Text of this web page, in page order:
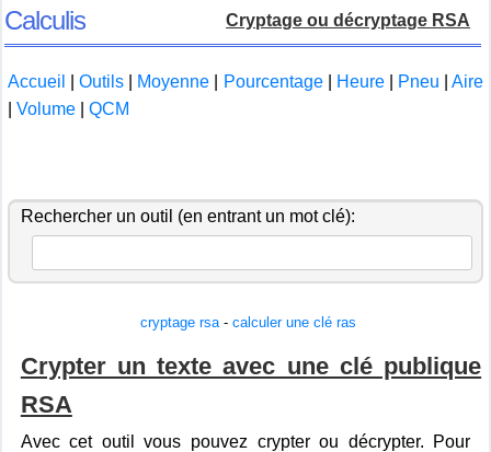
Calculis Cryptage ou décryptage RSA
Accueil Outils Moyenne Pourcentage Heure Pneu
Aire
Volume QCM
Rechercher un outil (en entrant un mot clé):
cryptage rsa-calculer une clé ras
Crypter un texte avec une clé publique
RSA
Avec cet outil vous pouvez crypter ou décrypter. Pour